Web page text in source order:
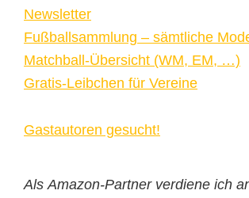
Newsletter
Fußballsammlung – sämtliche
Matchball-Übersicht (WM, EM, …)
Gratis-Leibchen für Vereine
Gastautoren gesucht!
Als Amazon-Partner verdiene ich